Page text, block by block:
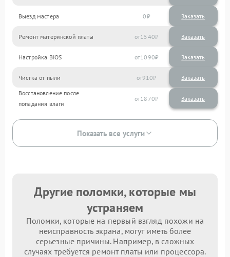
Выезд мастера 0 Заказать
Ремонт материнской платы 1540
Настройка BIOS 1090
Чистка от пыли 910
Восстановление после
попадания влаги
1870
Показать все услуги
Другие поломки, которые мы
устраняем
Поломки, которые на первый взгляд похожи на
неисправность экрана, могут иметь более
серьезные причины. Например, в сложных
случаях требуется ремонт платы или процессора.